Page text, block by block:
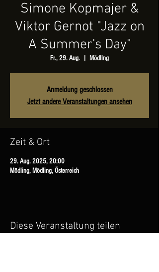
Simone Kopmajer &
Viktor Gernot "Jazz on
A Summer's Day"
Fr., 29. Aug. Mödling
Anmeldung geschlossen
Jetzt andere Veranstaltungen ansehen
Zeit & Ort
29. Aug. 2025, 20:00
Mödling, Mödling, Österreich
Diese Veranstaltung teilen